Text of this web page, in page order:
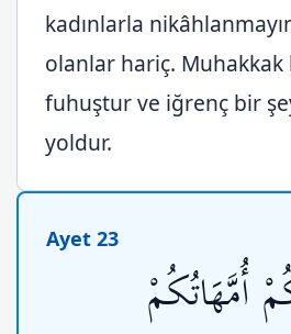
kadınlarla
olanlar hariç. Muhakkak
fuhuştur ve iğrenç bir
yoldur.
Ayet 23
أُمَّهَاتُكُمْ